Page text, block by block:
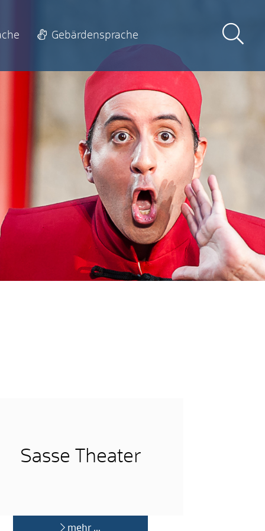
Gebärdensprache
Sasse Theater
mehr …